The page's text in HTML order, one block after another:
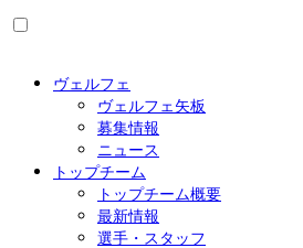
ヴェルフェ
ヴェルフェ矢板
募集情報
ニュース
トップチーム
トップチーム概要
最新情報
選手・スタッフ